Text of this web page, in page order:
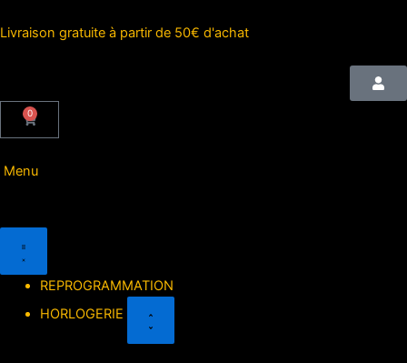
au
Livraison gratuite à partir de 50€ d'achat
0
Cart
Menu
REPROGRAMMATION
HORLOGERIE